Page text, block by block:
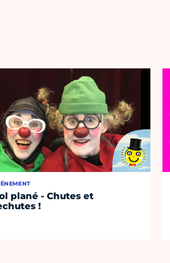
plané - Chutes et
!